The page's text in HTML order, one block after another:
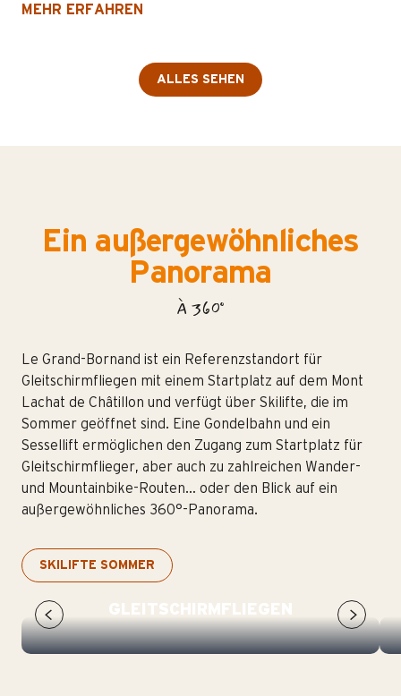
MEHR ERFAHREN
ALLES SEHEN
Ein außergewöhnliches
Panorama
À 360°
Le Grand-Bornand ist ein Referenzstandort für
Gleitschirmfliegen mit einem Startplatz auf dem Mont
Lachat de Châtillon und verfügt über Skilifte, die im
Sommer geöffnet sind. Eine Gondelbahn und ein
Sessellift ermöglichen den Zugang zum Startplatz für
Gleitschirmflieger, aber auch zu zahlreichen Wander-
und Mountainbike-Routen… oder den Blick auf ein
außergewöhnliches 360°-Panorama.
SKILIFTE SOMMER
GLEITSCHIRMFLIEGEN